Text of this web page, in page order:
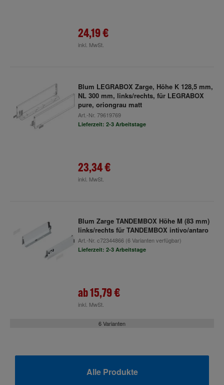
24,19 €
inkl. MwSt.
Blum LEGRABOX Zarge, Höhe K 128,5 mm,
NL 300 mm, links/rechts, für LEGRABOX
pure, oriongrau matt
Art.-Nr. 79619769
Lieferzeit: 2-3 Arbeitstage
23,34 €
inkl. MwSt.
Blum Zarge TANDEMBOX Höhe M (83 mm)
links/rechts für TANDEMBOX intivo/antaro
Art.-Nr. c72344866(6 Varianten verfügbar)
Lieferzeit: 2-3 Arbeitstage
ab15,79 €
inkl. MwSt.
6 Varianten
Alle Produkte